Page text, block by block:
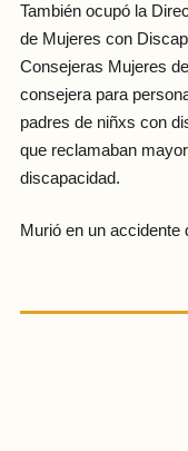
También ocupó la
de Mujeres con
Consejeras Mujeres
consejera para
padres de niñxs con
que reclamaban
discapacidad.
Murió en un accidente